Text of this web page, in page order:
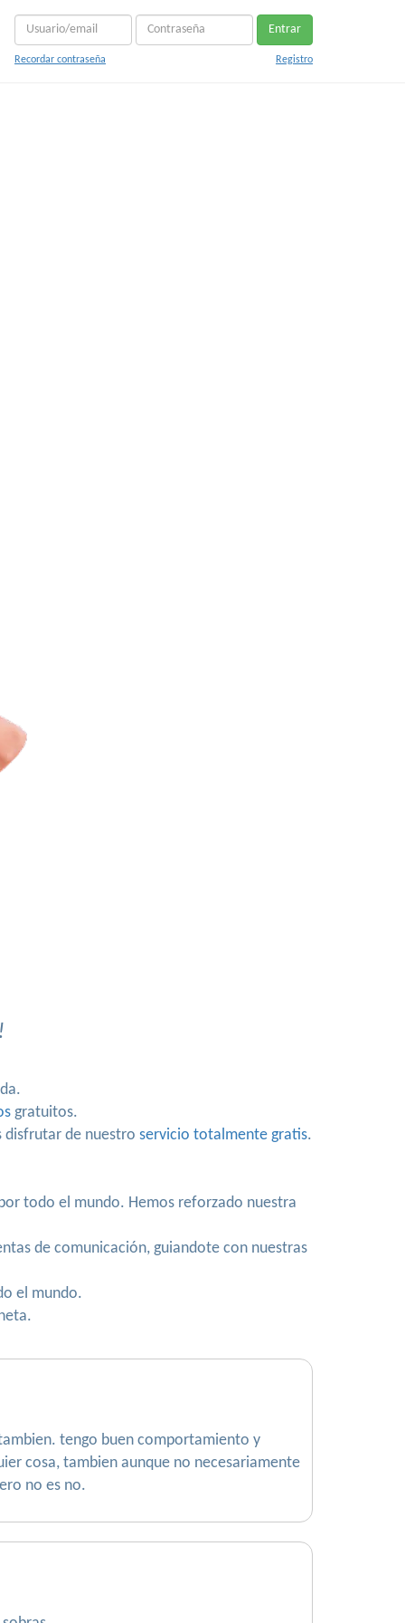
Entrar
Recordar contraseña Registro
gratuitos.
disfrutar de nuestro servicio totalmente gratis.
todo el mundo. Hemos reforzado nuestra
de comunicación, guiandote con nuestras
el mundo.
tengo buen comportamiento y
cosa, tambien aunque no necesariamente
no es no.